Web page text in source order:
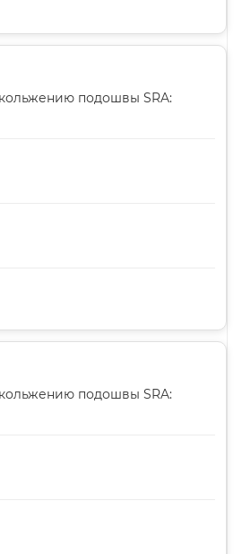
подошвы SRA:
подошвы SRA: